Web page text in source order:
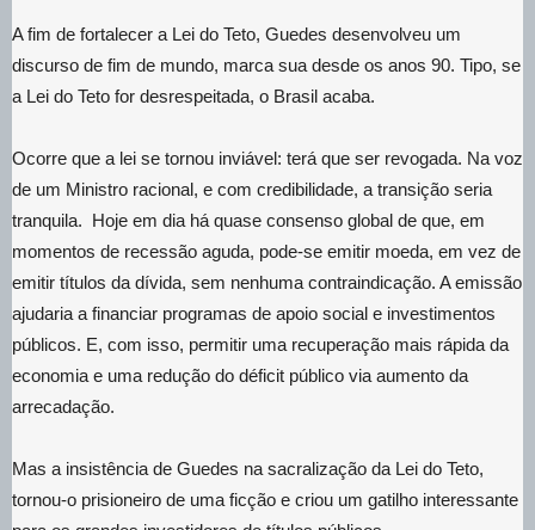
A fim de fortalecer a Lei do Teto, Guedes desenvolveu um
discurso de fim de mundo, marca sua desde os anos 90. Tipo, se
a Lei do Teto for desrespeitada, o Brasil acaba.
Ocorre que a lei se tornou inviável: terá que ser revogada. Na voz
de um Ministro racional, e com credibilidade, a transição seria
tranquila. Hoje em dia há quase consenso global de que, em
momentos de recessão aguda, pode-se emitir moeda, em vez de
emitir títulos da dívida, sem nenhuma contraindicação. A emissão
ajudaria a financiar programas de apoio social e investimentos
públicos. E, com isso, permitir uma recuperação mais rápida da
economia e uma redução do déficit público via aumento da
arrecadação.
Mas a insistência de Guedes na sacralização da Lei do Teto,
tornou-o prisioneiro de uma ficção e criou um gatilho interessante